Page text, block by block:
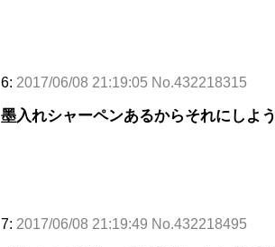
6: 2017/06/08 21:19:05 No.432218315
墨入れシャーペンあるからそれにしよ
7: 2017/06/08 21:19:49 No.432218495